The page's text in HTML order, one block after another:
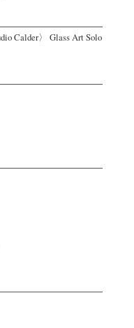
Calder〉 Glass Art Solo